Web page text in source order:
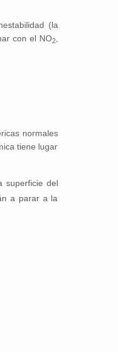
(la
con el NO2,
normales
tiene lugar
superficie del
a parar a la